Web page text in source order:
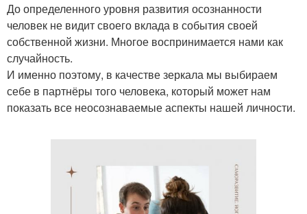
До определенного уровня развития осознанности
человек не видит своего вклада в события своей
собственной жизни. Многое воспринимается нами как
случайность.
И именно поэтому, в качестве зеркала мы выбираем
себе в партнёры того человека, который может нам
показать все неосознаваемые аспекты нашей личности.